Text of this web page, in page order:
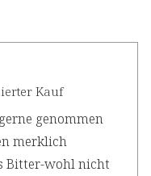
Kauf
genommen
merklich
Bitter-wohl nicht